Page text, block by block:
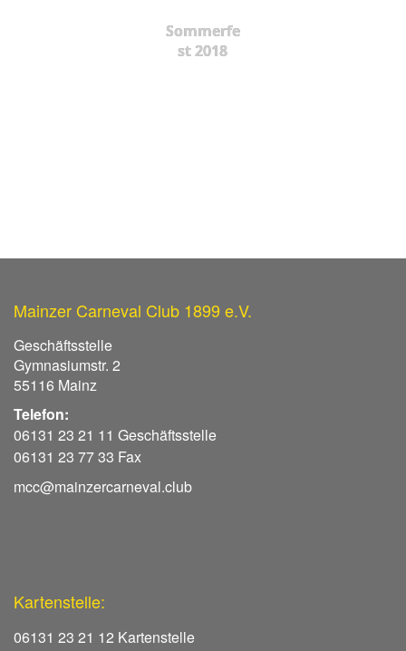
Sommerfe
st 2018
Mainzer Carneval Club 1899 e.V.
Geschäftsstelle
Gymnasiumstr. 2
55116 Mainz
Telefon:
06131 23 21 11 Geschäftsstelle
06131 23 77 33 Fax
mcc@mainzercarneval.club
Kartenstelle:
06131 23 21 12 Kartenstelle